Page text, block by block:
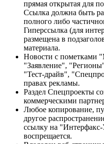
прямая открытая для
Ссылка должна быть
полного либо
Гиперссылка (для
размещена в
материала.
Новости с пометками
"Заявление",
"Тест-драйв",
правах рекламы.
Раздел Спецпроекты
коммерческими
Любое копирование,
другое
ссылку на
воспрещается.